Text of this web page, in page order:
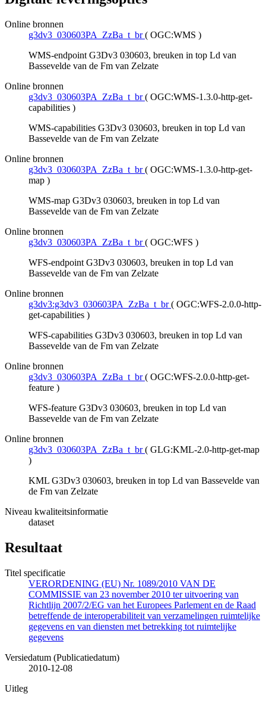
Online bronnen
g3dv3_030603PA_ZzBa_t_br ( OGC:WMS )
WMS-endpoint G3Dv3 030603, breuken in top Ld van
Bassevelde van de Fm van Zelzate
Online bronnen
g3dv3_030603PA_ZzBa_t_br ( OGC:WMS-1.3.0-http-get-
capabilities )
WMS-capabilities G3Dv3 030603, breuken in top Ld van
Bassevelde van de Fm van Zelzate
Online bronnen
g3dv3_030603PA_ZzBa_t_br ( OGC:WMS-1.3.0-http-get-
map )
WMS-map G3Dv3 030603, breuken in top Ld van
Bassevelde van de Fm van Zelzate
Online bronnen
g3dv3_030603PA_ZzBa_t_br ( OGC:WFS )
WFS-endpoint G3Dv3 030603, breuken in top Ld van
Bassevelde van de Fm van Zelzate
Online bronnen
g3dv3:g3dv3_030603PA_ZzBa_t_br ( OGC:WFS-2.0.0-http-
get-capabilities )
WFS-capabilities G3Dv3 030603, breuken in top Ld van
Bassevelde van de Fm van Zelzate
Online bronnen
g3dv3_030603PA_ZzBa_t_br ( OGC:WFS-2.0.0-http-get-
feature )
WFS-feature G3Dv3 030603, breuken in top Ld van
Bassevelde van de Fm van Zelzate
Online bronnen
g3dv3_030603PA_ZzBa_t_br ( GLG:KML-2.0-http-get-map
)
KML G3Dv3 030603, breuken in top Ld van Bassevelde van
de Fm van Zelzate
Niveau kwaliteitsinformatie
dataset
Resultaat
Titel specificatie
VERORDENING (EU) Nr. 1089/2010 VAN DE
COMMISSIE van 23 november 2010 ter uitvoering van
Richtlijn 2007/2/EG van het Europees Parlement en de Raad
betreffende de interoperabiliteit van verzamelingen ruimtelijke
gegevens en van diensten met betrekking tot ruimtelijke
gegevens
Versiedatum (Publicatiedatum)
2010-12-08
Uitleg